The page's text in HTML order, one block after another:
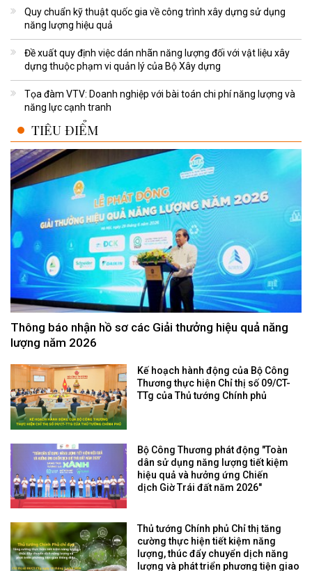
Quy chuẩn kỹ thuật quốc gia về công trình xây dựng sử dụng
năng lượng hiệu quả
Đề xuất quy định việc dán nhãn năng lượng đối với vật liệu xây
dựng thuộc phạm vi quản lý của Bộ Xây dựng
Tọa đàm VTV: Doanh nghiệp với bài toán chi phí năng lượng và
năng lực cạnh tranh
TIÊU ĐIỂM
Thông báo nhận hồ sơ các Giải thưởng hiệu quả năng
lượng năm 2026
Kế hoạch hành động của Bộ Công
Thương thực hiện Chỉ thị số 09/CT-
TTg của Thủ tướng Chính phủ
Bộ Công Thương phát động "Toàn
dân sử dụng năng lượng tiết kiệm
hiệu quả và hưởng ứng Chiến
dịch Giờ Trái đất năm 2026"
Thủ tướng Chính phủ Chỉ thị tăng
cường thực hiện tiết kiệm năng
lượng, thúc đẩy chuyển dịch năng
lượng và phát triển phương tiện giao